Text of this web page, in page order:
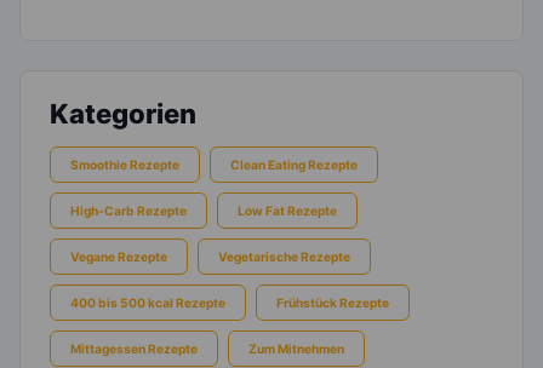
Kategorien
Smoothie Rezepte Clean Eating Rezepte
High-Carb Rezepte Low Fat Rezepte
Vegane Rezepte Vegetarische Rezepte
400 bis 500 kcal Rezepte Frühstück Rezepte
Mittagessen Rezepte Zum Mitnehmen